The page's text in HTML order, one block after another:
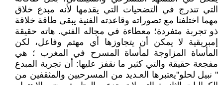
التي تندرج في التضحيات التي يقدمها لأنه مبدع خلاق
مهما اختلفنا مع تصوراته وقاعدته الفنية يبقى طاقة خلاقة
ذو تجربة متفردة؛ معطاءة في مجاله الفني. هاته حقيقة
إمبريقية لا يمكن أن يتجاوزها أي مهتم وفاعل، لكن
المأساة المزاوجة لمأساة المسرح في المغرب ؛ هي
مفجعة حقيقة والتي كثير ما نقفز عليها: أن تجربة المبدع
" نبيل لحلو"يعتبرها العـديد من المسرحيين والمثقفين من